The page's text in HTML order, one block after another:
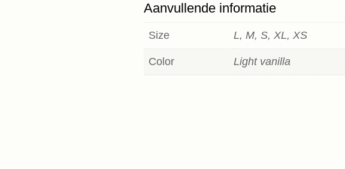
Aanvullende informatie
Size L, M, S, XL, XS
Color Light vanilla